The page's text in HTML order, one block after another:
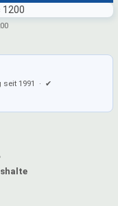
seit 1991 · ✔